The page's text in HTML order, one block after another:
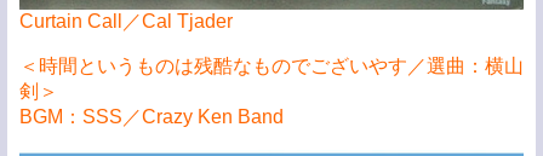
Curtain Call／Cal Tjader
＜時間というものは残酷なものでございやす／選曲：横山
剣＞
BGM：SSS／Crazy Ken Band